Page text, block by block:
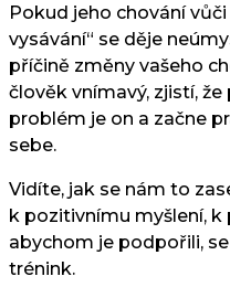
Pokud jeho chování
vysávání“ se děje
příčině změny vašeho
člověk vnímavý, zjistí,
problém je on a začne
sebe.
Vidíte, jak se nám to
k pozitivnímu myšlení,
abychom je podpořili,
trénink.